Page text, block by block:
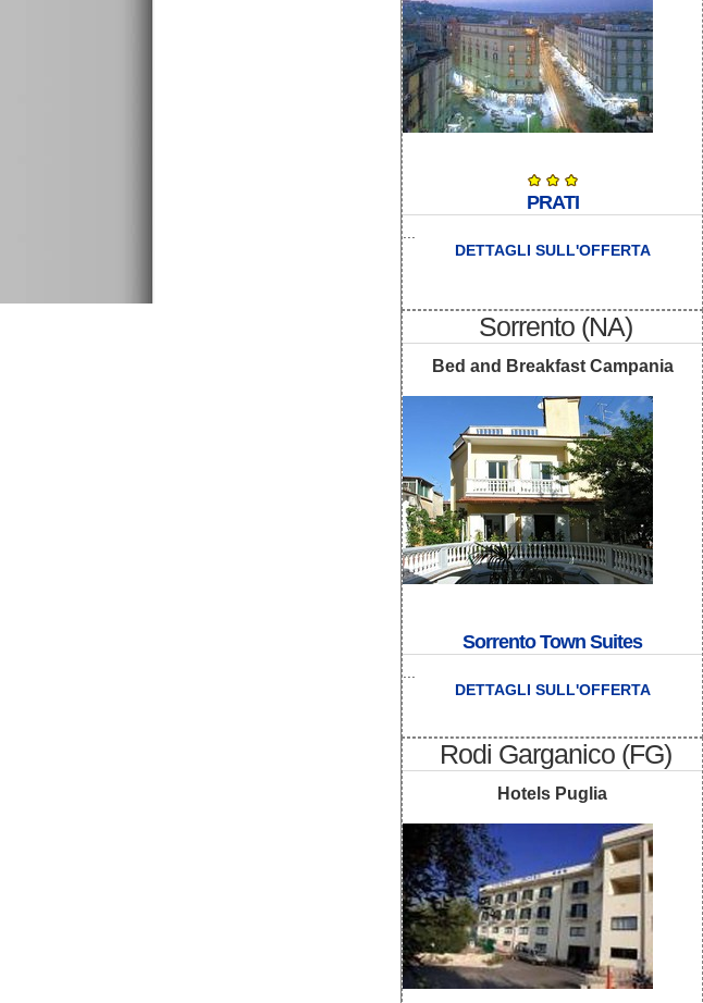
PRATI
DETTAGLI SULL'OFFERTA
Sorrento (NA)
Bed and Breakfast Campania
Sorrento Town Suites
DETTAGLI SULL'OFFERTA
Rodi Garganico (FG)
Hotels Puglia